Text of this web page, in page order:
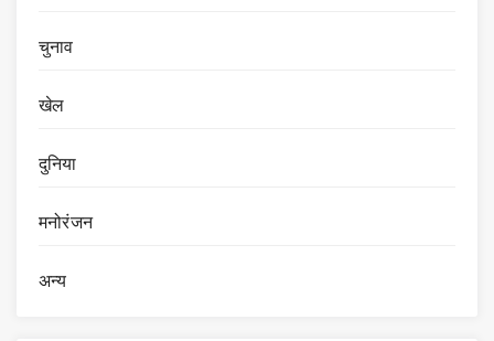
चुनाव
खेल
दुनिया
मनोरंजन
अन्य